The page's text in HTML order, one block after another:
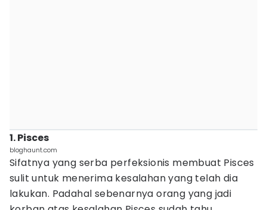
1. Pisces
bloghaunt.com
Sifatnya yang serba perfeksionis membuat Pisces
sulit untuk menerima kesalahan yang telah dia
lakukan. Padahal sebenarnya orang yang jadi